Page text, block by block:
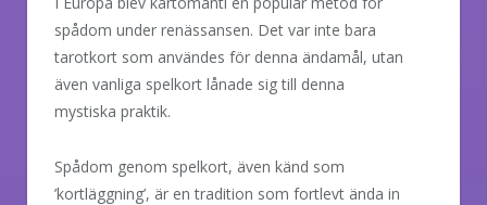
spådom under renässansen. Det var inte bara
tarotkort som användes för denna ändamål, utan
även vanliga spelkort lånade sig till denna
mystiska praktik.
Spådom genom spelkort, även känd som
’kortläggning’, är en tradition som fortlevt ända in